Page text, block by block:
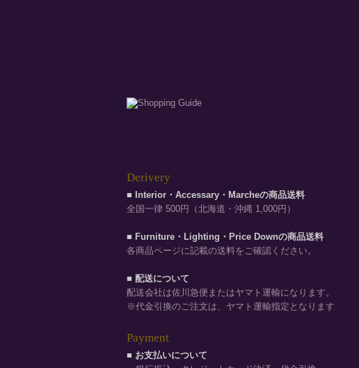
Derivery
■ Interior・Accessary・Marcheの商品送料
全国一律 500円（北海道・沖縄 1,000円）
■ Furniture・Lighting・Price Downの商品送料
各商品ページに記載の送料をご確認ください。
■ 配送について
配送会社は佐川急便またはヤマト運輸になります。
※代金引換のご注文は、ヤマト運輸指定となります
Payment
■ お支払いについて